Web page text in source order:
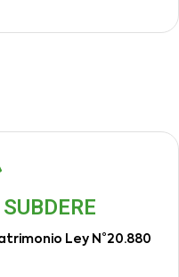
Ley N°20.880